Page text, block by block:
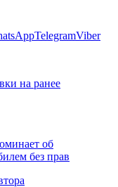
TelegramViber
на ранее
об
без прав